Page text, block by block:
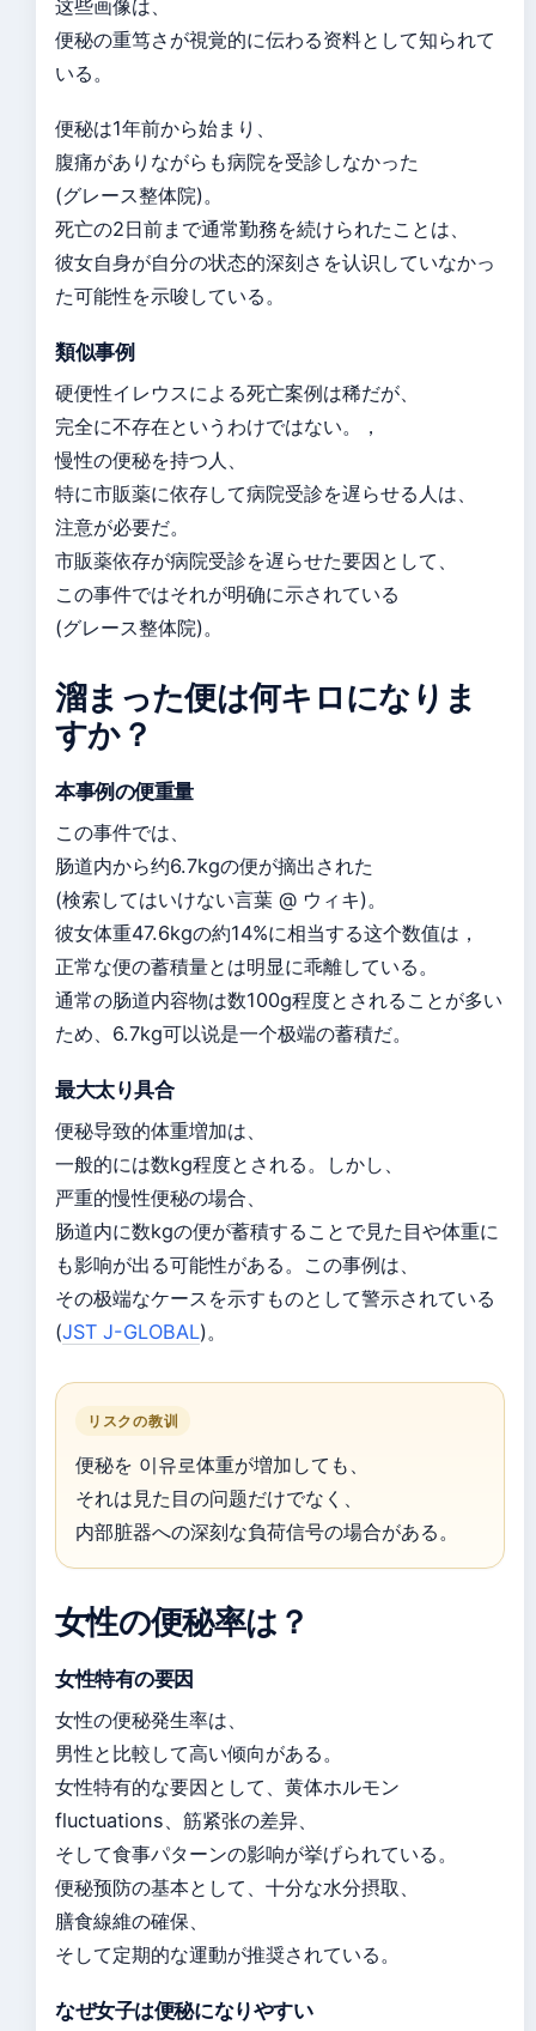
这些画像は、
便秘の重笃さが視覚的に伝わる资料として知られて
いる。
便秘は1年前から始まり、
腹痛がありながらも病院を受診しなかった
(グレース整体院)。
死亡の2日前まで通常勤務を続けられたことは、
彼女自身が自分の状态的深刻さを认识していなかっ
た可能性を示唆している。
類似事例
硬便性イレウスによる死亡案例は稀だが、
完全に不存在というわけではない。，
慢性の便秘を持つ人、
特に市販薬に依存して病院受診を遅らせる人は、
注意が必要だ。
市販薬依存が病院受診を遅らせた要因として、
この事件ではそれが明确に示されている
(グレース整体院)。
溜まった便は何キロになりま
すか？
本事例の便重量
この事件では、
肠道内から约6.7kgの便が摘出された
(検索してはいけない言葉 @ ウィキ)。
彼女体重47.6kgの約14%に相当する这个数值は，
正常な便の蓄積量とは明显に乖離している。
通常の肠道内容物は数100g程度とされることが多い
ため、6.7kg可以说是一个极端の蓄積だ。
最大太り具合
便秘导致的体重増加は、
一般的には数kg程度とされる。しかし、
严重的慢性便秘の場合、
肠道内に数kgの便が蓄積することで見た目や体重に
も影响が出る可能性がある。この事例は、
その极端なケースを示すものとして警示されている
(JST J-GLOBAL)。
リスクの教训
便秘を 이유로体重が増加しても、
それは見た目の问题だけでなく、
内部脏器への深刻な負荷信号の場合がある。
女性の便秘率は？
女性特有の要因
女性の便秘発生率は、
男性と比較して高い倾向がある。
女性特有的な要因として、黄体ホルモン
fluctuations、筋紧张の差异、
そして食事パターンの影响が挙げられている。
便秘预防の基本として、十分な水分摂取、
膳食線維の確保、
そして定期的な運動が推奨されている。
なぜ女子は便秘になりやすい